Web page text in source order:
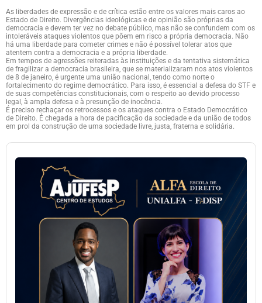
As liberdades de expressão e de crítica estão entre os valores mais caros ao
Estado de Direito. Divergências ideológicas e de opinião são próprias da
democracia e devem ter vez no debate público, mas não se confundem com os
intoleráveis ataques violentos que põem em risco a própria democracia. Não
há uma liberdade para cometer crimes e não é possível tolerar atos que
atentem contra a democracia e a própria liberdade.
Em tempos de agressões reiteradas às instituições e da tentativa sistemática
de fragilizar a democracia brasileira, que se materializaram nos atos violentos
de 8 de janeiro, é urgente uma união nacional, tendo como norte o
fortalecimento do regime democrático. Para isso, é essencial a defesa do STF e
de suas competências constitucionais, com o respeito ao devido processo
legal, à ampla defesa e à presunção de inocência.
É preciso rechaçar os retrocessos e os ataques contra o Estado Democrático
de Direito. É chegada a hora de pacificação da sociedade e da união de todos
em prol da construção de uma sociedade livre, justa, fraterna e solidária.